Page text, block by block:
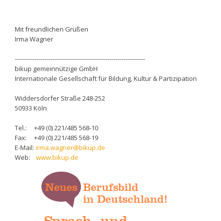
Mit freundlichen Grüßen
Irma Wagner
------------------------------------------------------------------
bikup gemeinnützige GmbH
Internationale Gesellschaft für Bildung, Kultur & Partizipation
Widdersdorfer Straße 248-252
50933 Köln
Tel.: +49 (0) 221/485 568-10
Fax: +49 (0) 221/485 568-19
E-Mail: irma.wagner@bikup.de
Web: www.bikup.de